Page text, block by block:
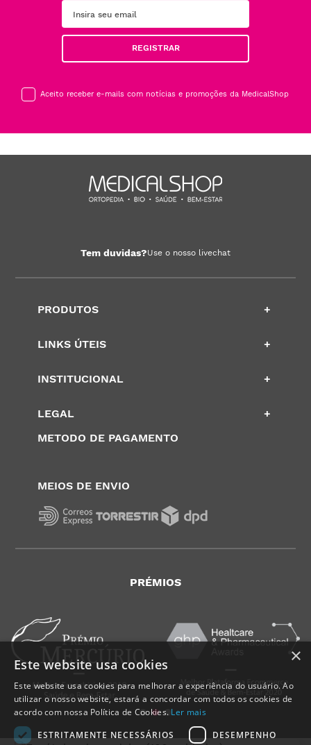
REGISTRAR
Aceito receber e-mails com notícias e promoções da MedicalShop
Tem duvidas?Use o nosso livechat
PRODUTOS +
LINKS ÚTEIS +
INSTITUCIONAL +
LEGAL
+
METODO DE PAGAMENTO
MEIOS DE ENVIO
PRÉMIOS
×
Este website usa cookies
Este website usa cookies para melhorar a experiência do usuário. Ao
utilizar o nosso website, estará a concordar com todos os cookies de
acordo com nossa Política de Cookies. Ler mais
ESTRITAMENTE NECESSÁRIOS
DESEMPENHO